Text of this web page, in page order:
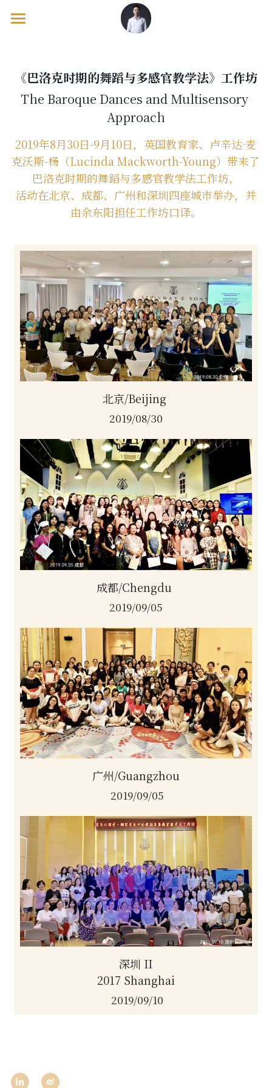
出版物/Publications
教学理论/Pedagogy Books
钢琴教材/Piano Tutor Books
考级辅导/Exam Supplements
工作坊/Workshops
马克·坦纳/Mark Tanner
英格 / Inge & 基里尔 / Kirill
佩内洛普·罗斯凯尔/Penelope Roskell
宝拉·德雷尔/Paula Dreyer
音乐会/Concerts
海外游/Overseas Course
美国/United States
英国/United Kingdom
澳大利亚/Australia
《巴洛克时期的舞蹈与多感官教学法》工作坊
The Baroque Dances and Multisensory
Approach
2019年8月30日-9月10日，英国教育家、卢辛达·麦
克沃斯-杨（Lucinda Mackworth-Young）带来了
巴洛克时期的舞蹈与多感官教学法工作坊，
活动在北京、成都、广州和深圳四座城市举办，并
由余东阳担任工作坊口译。
北京/Beijing
2019/08/30
成都/Chengdu
2019/09/05
广州/Guangzhou
2019/09/05
深圳 II
2017 Shanghai
2019/09/10